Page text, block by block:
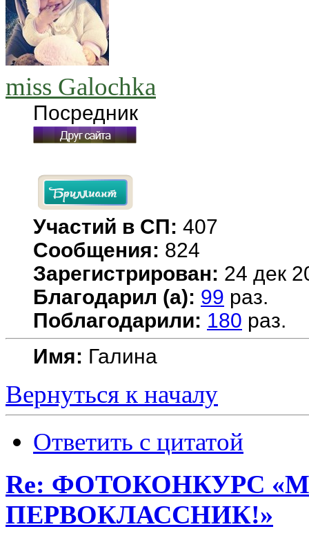
miss Galochka
Посредник
Участий в СП: 407
Сообщения: 824
Зарегистрирован: 24 дек
Благодарил (а): 99 раз.
Поблагодарили: 180 раз.
Имя: Галина
Вернуться к началу
Ответить с цитатой
Re: ФОТОКОНКУРС
ПЕРВОКЛАССНИК!»